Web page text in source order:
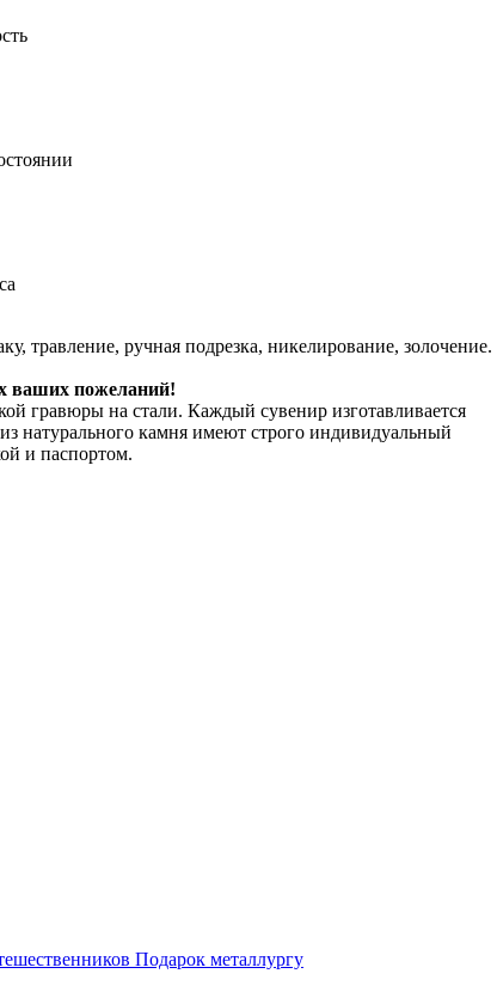
травление, ручная подрезка, никелирование, золочение.
ваших пожеланий!
гравюры на стали. Каждый сувенир изготавливается
натурального камня имеют строго индивидуальный
и паспортом.
Подарок металлургу